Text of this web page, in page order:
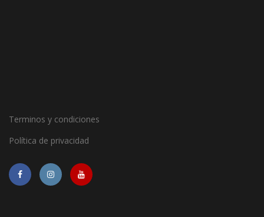
Terminos y condiciones
Política de privacidad